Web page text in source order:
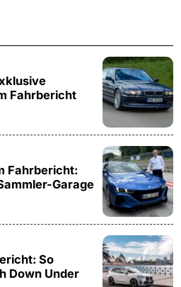
Fahrbericht
Fahrbericht:
Garage
So
Down Under